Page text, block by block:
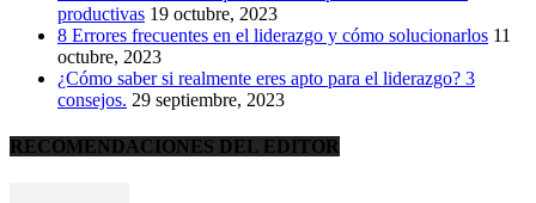
productivas 19 octubre, 2023
8 Errores frecuentes en el liderazgo y cómo solucionarlos 11
octubre, 2023
¿Cómo saber si realmente eres apto para el liderazgo? 3
consejos. 29 septiembre, 2023
RECOMENDACIONES DEL EDITOR